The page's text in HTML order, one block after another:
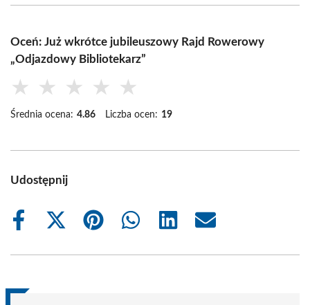
Oceń: Już wkrótce jubileuszowy Rajd Rowerowy
„Odjazdowy Bibliotekarz”
★ ★ ★ ★ ★
Średnia ocena: 4.86 Liczba ocen: 19
Udostępnij
Share
Share
(Twitter)
Share
Share
Share
Share